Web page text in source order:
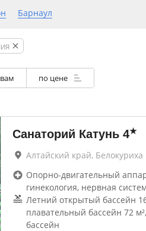
Барнаул
по цене
Санаторий Катунь 4★
Алтайский край, Белокуриха
Опорно-двигательный
гинекология, нервная
Летний открытый бассейн
плавательный бассейн 72
бассейн